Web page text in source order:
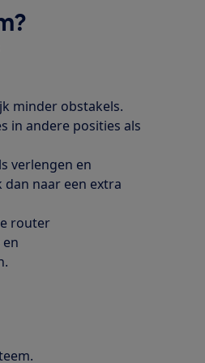
minder obstakels.
in andere posities als
verlengen en
naar een extra
router